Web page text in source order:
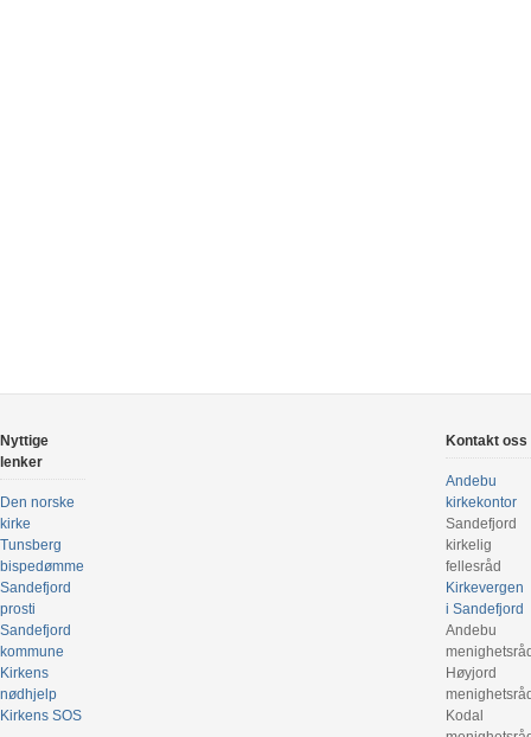
Nyttige
lenker
Den norske
kirke
Tunsberg
bispedømme
Sandefjord
prosti
Sandefjord
kommune
Kirkens
nødhjelp
Kirkens SOS
Kontakt oss
Andebu
kirkekontor
Sandefjord
kirkelig
fellesråd
Kirkevergen
i Sandefjord
Andebu
Høyjord
Kodal